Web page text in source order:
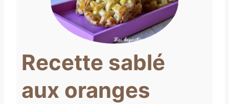
Recette sablé
aux oranges